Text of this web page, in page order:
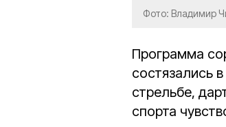
Фото: Владимир
Программа
состязались
стрельбе,
спорта